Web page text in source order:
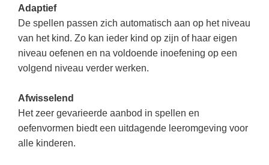
Almere(49)
Utrecht
Den Haag(40)
Zoetermeer(18)
Eindhoven(17)
Handelswetenschappen
Informatica
Klassieke Talen
Levensbeschouwing
Maatschappijleer
Theater als middel voor het aanleren van
sociale vaardigheden
Lesmateriaal gebaseerd op
(hersen)onderzoek
LEERMETHODEN
Adaptief
De spellen passen zich automatisch aan op het niveau
van het kind. Zo kan ieder kind op zijn of haar eigen
niveau oefenen en na voldoende inoefening op een
volgend niveau verder werken.
Afwisselend
Het zeer gevarieerde aanbod in spellen en
oefenvormen biedt een uitdagende leeromgeving voor
alle kinderen.